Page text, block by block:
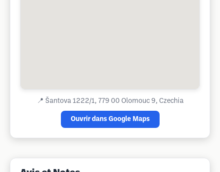
📍 Šantova 1222/1, 779 00 Olomouc 9, Czechia
Ouvrir dans Google Maps